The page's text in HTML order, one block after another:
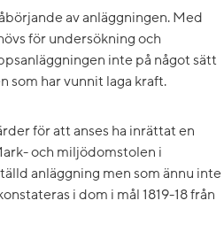
av anläggningen. Med
för undersökning och
inte på något sätt
som har vunnit laga kraft.
för att anses ha inrättat en
och miljödomstolen i
anläggning men som ännu inte
i dom i mål 1819-18 från